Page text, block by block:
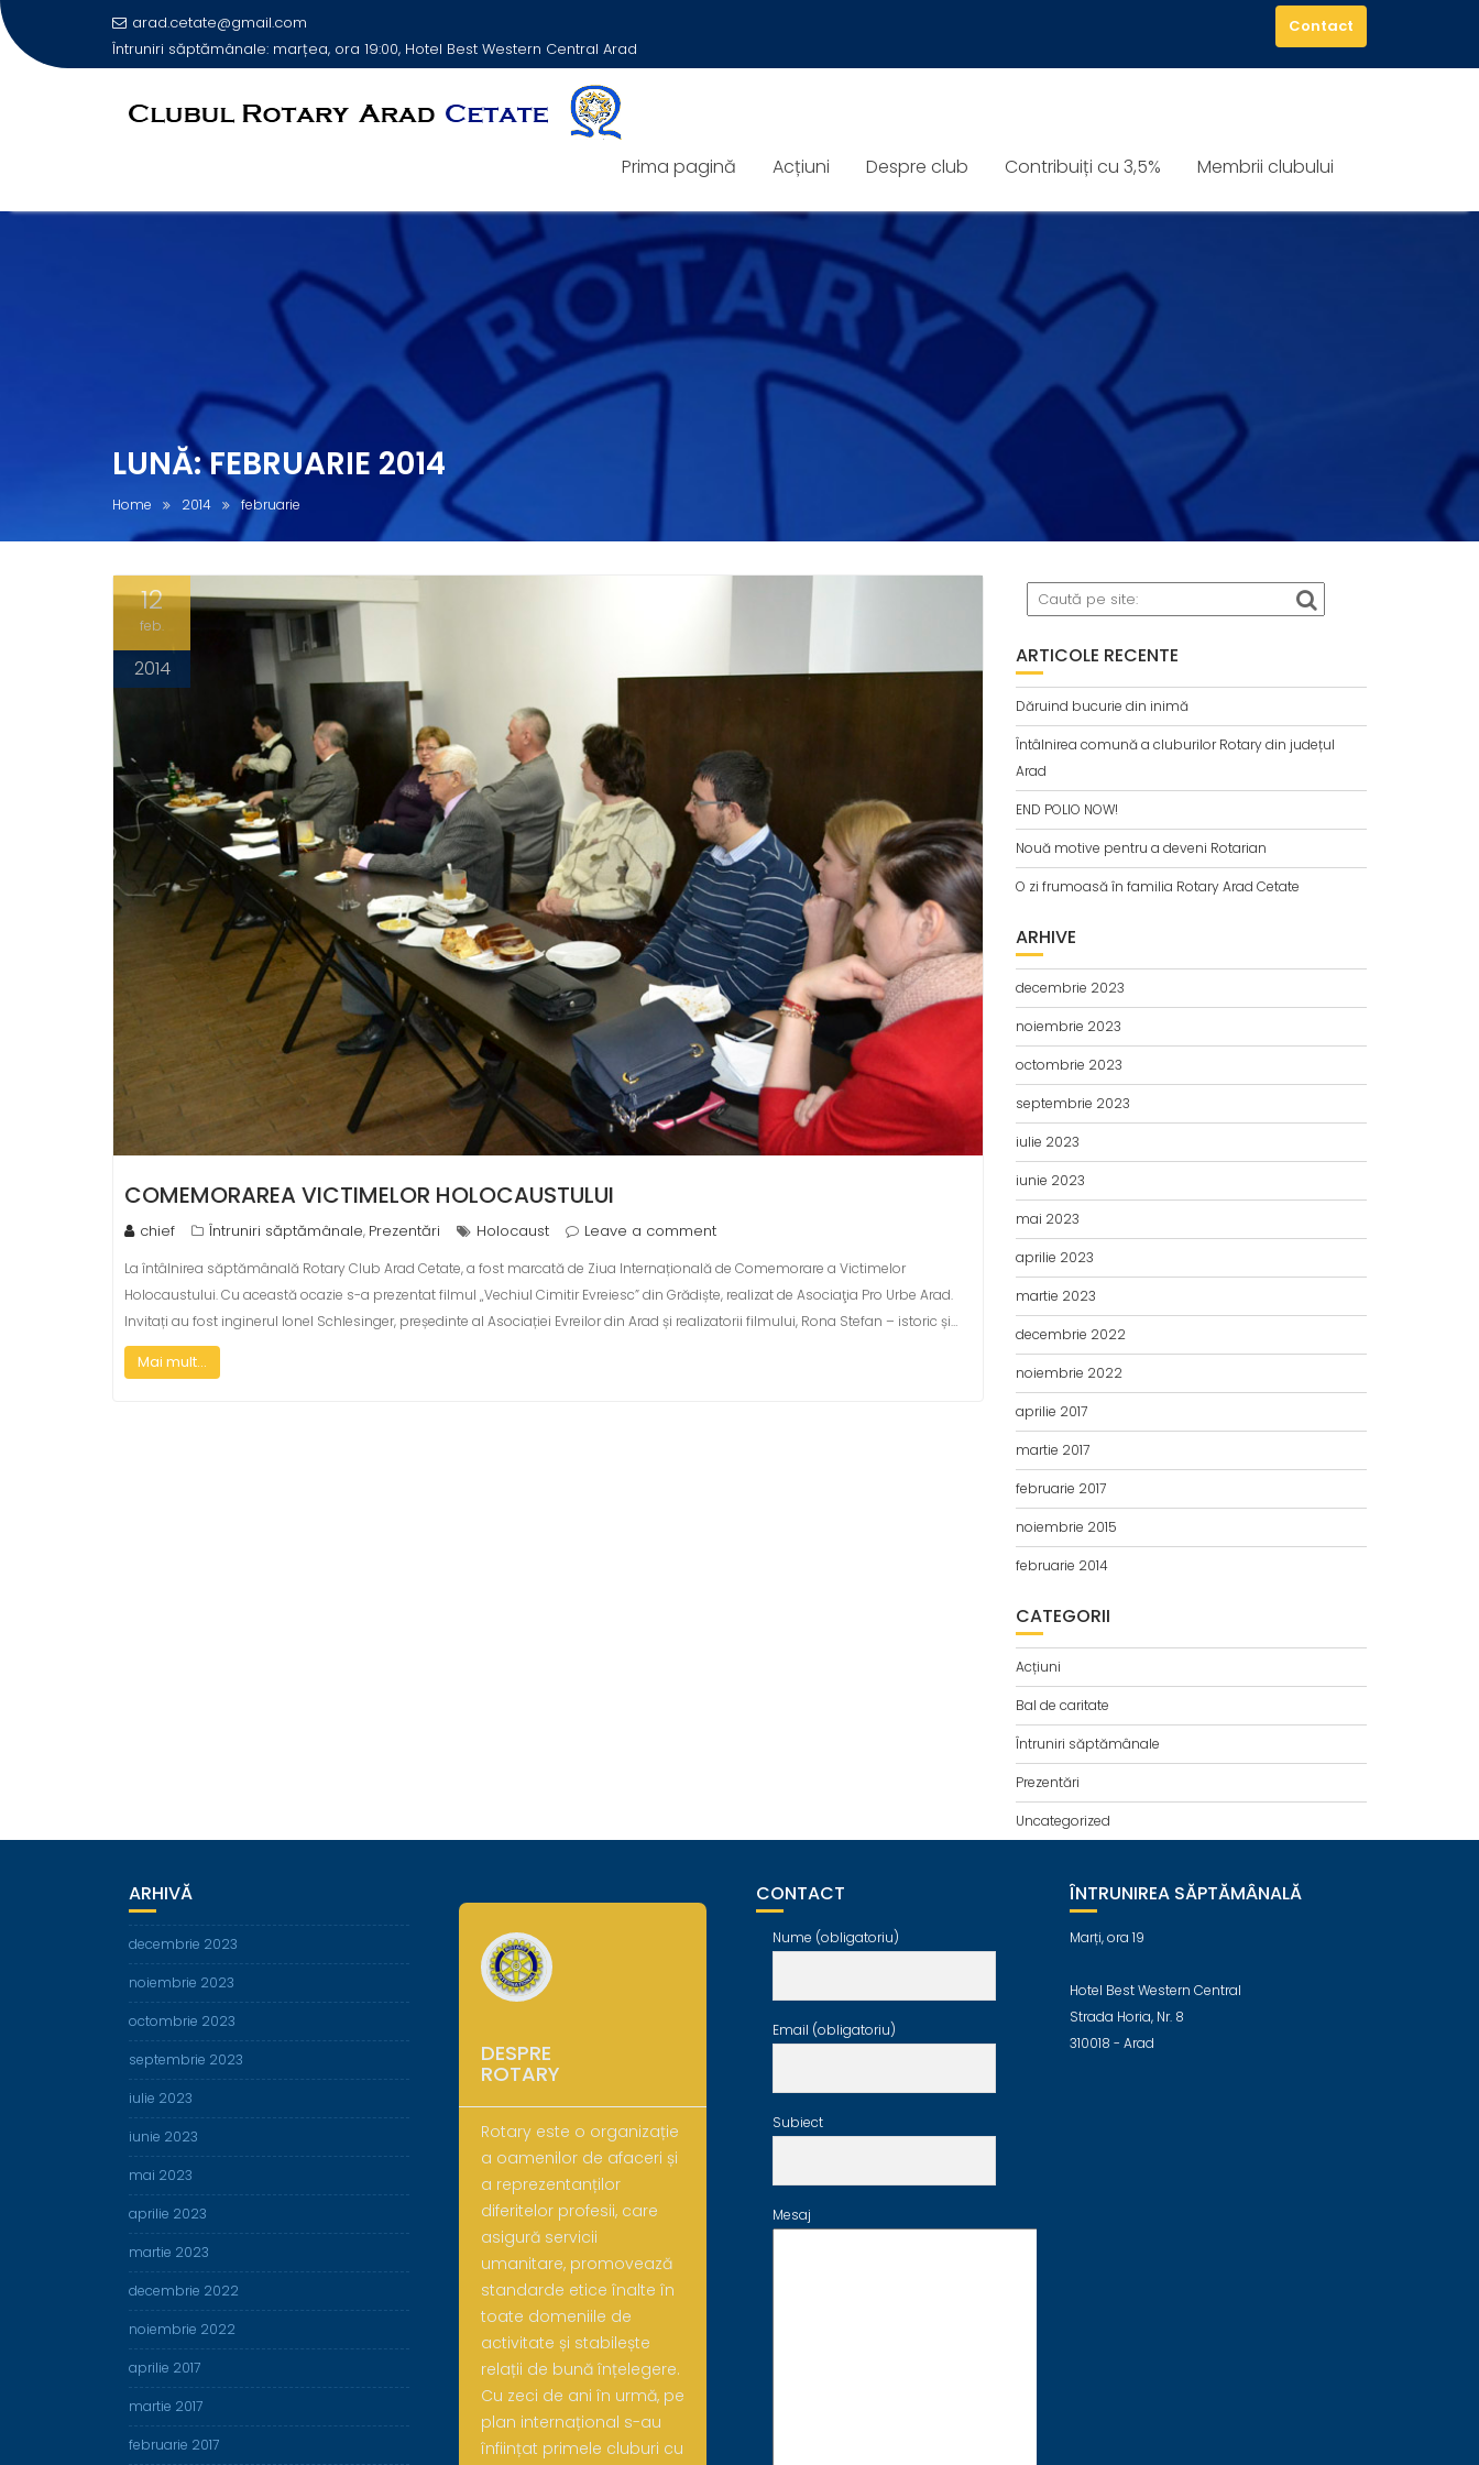
arad.cetate@gmail.com
Întruniri săptămânale: marțea, ora 19:00, Hotel Best Western Central Arad
Contact
Prima pagină Acțiuni Despre club Contribuiți cu 3,5% Membrii clubului
LUNĂ:FEBRUARIE 2014
Home 2014 februarie
12
feb.
2014
COMEMORAREA VICTIMELOR HOLOCAUSTULUI
chief Întruniri săptămânale, Prezentări Holocaust Leave a comment
La întâlnirea săptămânală Rotary Club Arad Cetate, a fost marcată de Ziua Internațională de Comemorare a Victimelor
Holocaustului. Cu această ocazie s-a prezentat filmul „Vechiul Cimitir Evreiesc” din Grădiște, rea­lizat de Asociaţia Pro Urbe Arad.
Invitați au fost inginerul Ionel Schlesinger, președinte al Asocia­ției Evreilor din Arad și realizatorii filmului, Rona Stefan – istoric și…
Mai mult...
ARTICOLE RECENTE
Dăruind bucurie din inimă
Întâlnirea comună a cluburilor Rotary din județul
Arad
END POLIO NOW!
Nouă motive pentru a deveni Rotarian
O zi frumoasă în familia Rotary Arad Cetate
ARHIVE
decembrie 2023
noiembrie 2023
octombrie 2023
septembrie 2023
iulie 2023
iunie 2023
mai 2023
aprilie 2023
martie 2023
decembrie 2022
noiembrie 2022
aprilie 2017
martie 2017
februarie 2017
noiembrie 2015
februarie 2014
CATEGORII
Acțiuni
Bal de caritate
Întruniri săptămânale
Prezentări
Uncategorized
ARHIVĂ
decembrie 2023
noiembrie 2023
octombrie 2023
septembrie 2023
iulie 2023
iunie 2023
mai 2023
aprilie 2023
martie 2023
decembrie 2022
noiembrie 2022
aprilie 2017
martie 2017
februarie 2017
DESPRE
ROTARY
Rotary este o organizație
a oamenilor de afaceri și
a reprezentanților
diferitelor profesii, care
asigură servicii
umanitare, promovează
standarde etice înalte în
toate domeniile de
activitate și stabilește
relații de bună înțelegere.
Cu zeci de ani în urmă, pe
plan internațional s-au
înființat primele cluburi cu
CONTACT
Nume (obligatoriu)
Email (obligatoriu)
Subiect
Mesaj
ÎNTRUNIREA SĂPTĂMÂNALĂ
Marți, ora 19
Hotel Best Western Central
Strada Horia, Nr. 8
310018 - Arad